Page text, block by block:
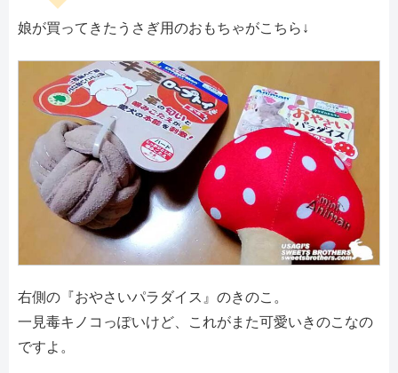
娘が買ってきたうさぎ用のおもちゃがこちら↓
右側の『おやさいパラダイス』のきのこ。
一見毒キノコっぽいけど、これがまた可愛いきのこなの
ですよ。